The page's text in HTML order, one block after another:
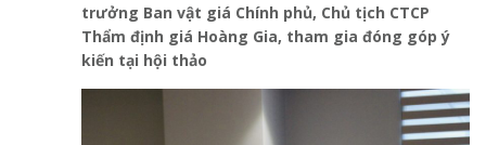
trưởng Ban vật giá Chính phủ, Chủ tịch CTCP
Thẩm định giá Hoàng Gia, tham gia đóng góp ý
kiến tại hội thảo